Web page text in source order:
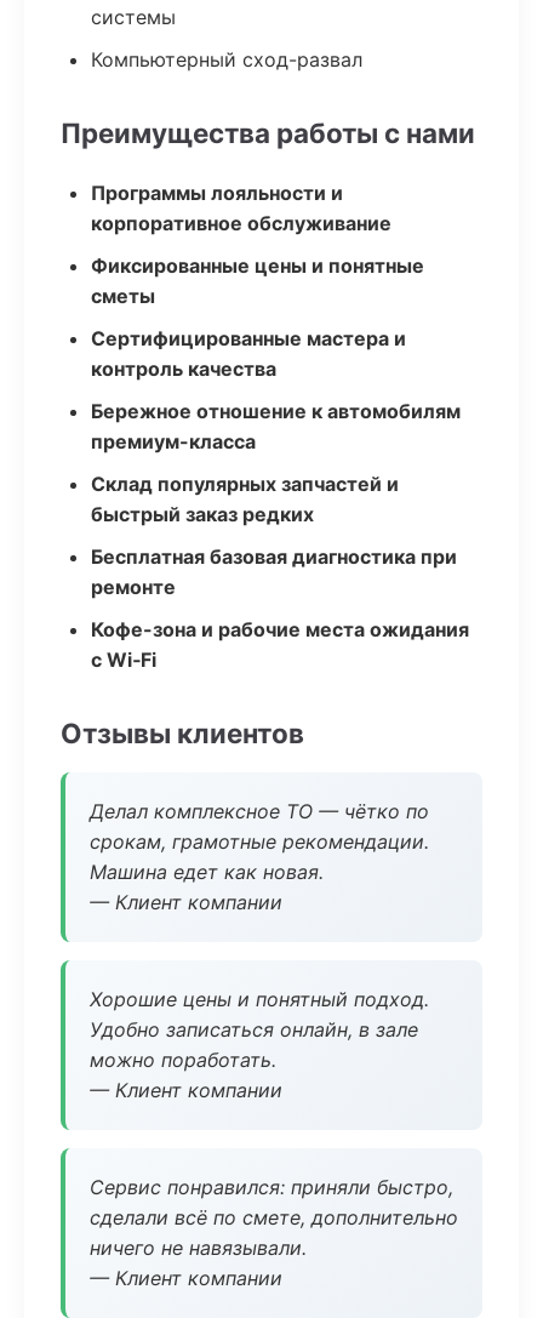
системы
Компьютерный сход-развал
Преимущества работы с нами
Программы лояльности и
корпоративное обслуживание
Фиксированные цены и понятные
сметы
Сертифицированные мастера и
контроль качества
Бережное отношение к автомобилям
премиум-класса
Склад популярных запчастей и
быстрый заказ редких
Бесплатная базовая диагностика при
ремонте
Кофе-зона и рабочие места ожидания
с Wi‑Fi
Отзывы клиентов
Делал комплексное ТО — чётко по
срокам, грамотные рекомендации.
Машина едет как новая.
— Клиент компании
Хорошие цены и понятный подход.
Удобно записаться онлайн, в зале
можно поработать.
— Клиент компании
Сервис понравился: приняли быстро,
сделали всё по смете, дополнительно
ничего не навязывали.
— Клиент компании